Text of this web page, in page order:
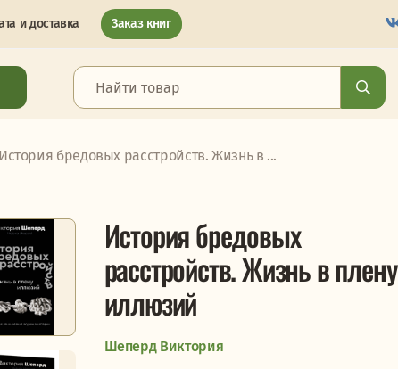
и доставка Заказ книг
История бредовых расстройств. Жизнь в ...
История бредовых
расстройств. Жизнь в плену
иллюзий
Шеперд Виктория